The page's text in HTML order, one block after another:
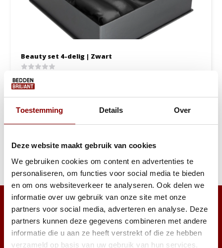
Toestemming Details Over
Deze website maakt gebruik van cookies
We gebruiken cookies om content en advertenties te
personaliseren, om functies voor social media te bieden
en om ons websiteverkeer te analyseren. Ook delen we
informatie over uw gebruik van onze site met onze
partners voor social media, adverteren en analyse. Deze
partners kunnen deze gegevens combineren met andere
informatie die u aan ze heeft verstrekt of die ze hebben
verzameld op basis van uw gebruik van hun services.
Beauty set 4-delig | Zwart
1 tot 2 werkdagen
24,95 19,95